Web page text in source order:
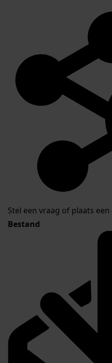
Stel een vraag of plaats
Bestand